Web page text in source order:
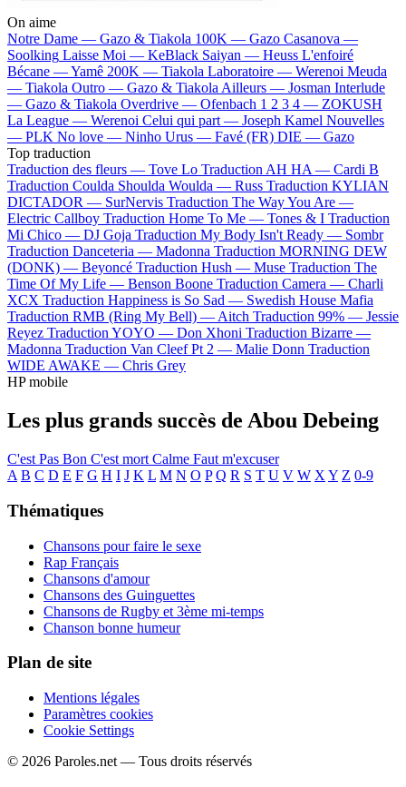
On aime
Notre Dame — Gazo & Tiakola 100K — Gazo Casanova —
Soolking Laisse Moi — KeBlack Saiyan — Heuss L'enfoiré
Bécane —Yamê 200K — Tiakola Laboratoire — Werenoi Meuda
— Tiakola Outro — Gazo & TiakolaAilleurs — Josman Interlude
— Gazo & Tiakola Overdrive — Ofenbach 1 2 3 4 — ZOKUSH
La League — Werenoi Celui qui part — Joseph Kamel Nouvelles
— PLK No love — Ninho Urus — Favé (FR) DIE — Gazo
Top traduction
Traduction des fleurs — Tove Lo Traduction AH HA — Cardi B
Traduction Coulda Shoulda Woulda — Russ Traduction KYLIAN
DICTADOR — SurNervis Traduction The Way You Are —
Electric Callboy Traduction Home To Me — Tones & I Traduction
Mi Chico — DJ Goja Traduction My Body Isn't Ready — Sombr
Traduction Danceteria — Madonna Traduction MORNING DEW
(DONK) — Beyoncé Traduction Hush — Muse Traduction The
Time Of My Life — Benson Boone Traduction Camera — Charli
XCX Traduction Happiness is So Sad — Swedish House Mafia
Traduction RMB (Ring My Bell) —Aitch Traduction 99% — Jessie
Reyez Traduction YOYO — Don Xhoni Traduction Bizarre —
Madonna Traduction Van Cleef Pt 2 — Malie Donn Traduction
WIDE AWAKE — Chris Grey
HP mobile
Les plus grands succès de Abou Debeing
C'est Pas Bon C'est mort Calme Faut m'excuser
A B C D E F G H I J K L M N O P Q R S T U V W X Y Z 0-9
Thématiques
Chansons pour faire le sexe
Rap Français
Chansons d'amour
Chansons des Guinguettes
Chansons de Rugby et 3ème mi-temps
Chanson bonne humeur
Plan de site
Mentions légales
Paramètres cookies
Cookie Settings
© 2026 Paroles.net — Tous droits réservés